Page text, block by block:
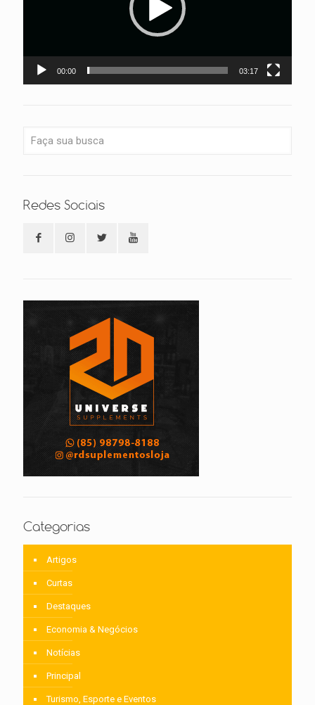
00:00 03:17
Redes Sociais
Categorias
Artigos
Curtas
Destaques
Economia & Negócios
Notícias
Principal
Turismo, Esporte e Eventos